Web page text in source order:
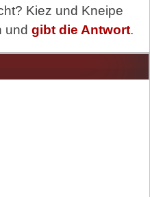
Kiez und Kneipe
und gibt die Antwort.